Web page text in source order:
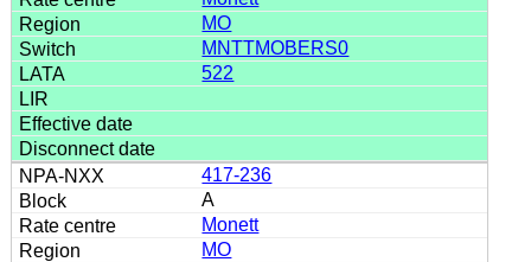
MO
MNTTMOBERS0
522
417-236
A
Monett
MO